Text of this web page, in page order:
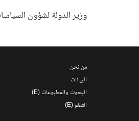
وزير الدولة لشؤون
من نحن
البيانات
البحوث والمطبوعات (E)
التعلم (E)